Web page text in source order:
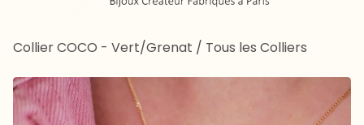
Collier COCO - Vert/Grenat / Tous les Colliers